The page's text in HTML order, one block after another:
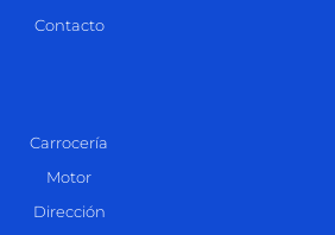
Contacto
Carrocería
Motor
Dirección